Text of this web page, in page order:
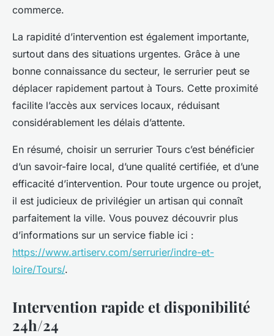
commerce.
La rapidité d’intervention est également importante,
surtout dans des situations urgentes. Grâce à une
bonne connaissance du secteur, le serrurier peut se
déplacer rapidement partout à Tours. Cette proximité
facilite l’accès aux services locaux, réduisant
considérablement les délais d’attente.
En résumé, choisir un serrurier Tours c’est bénéficier
d’un savoir-faire local, d’une qualité certifiée, et d’une
efficacité d’intervention. Pour toute urgence ou projet,
il est judicieux de privilégier un artisan qui connaît
parfaitement la ville. Vous pouvez découvrir plus
d’informations sur un service fiable ici :
https://www.artiserv.com/serrurier/indre-et-
loire/Tours/.
Intervention rapide et disponibilité
24h/24